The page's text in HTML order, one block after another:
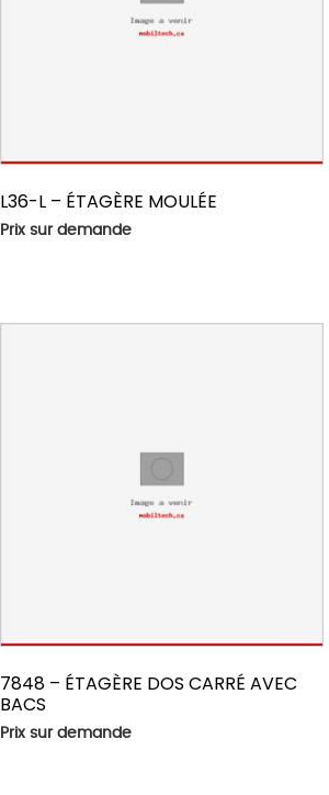
L36-L – ÉTAGÈRE MOULÉE
Prix sur demande
7848 – ÉTAGÈRE DOS CARRÉ AVEC
BACS
Prix sur demande